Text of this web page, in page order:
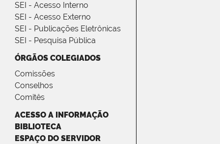
SEI - Acesso Interno
SEI - Acesso Externo
SEI - Publicações Eletrônicas
SEI - Pesquisa Pública
ÓRGÃOS COLEGIADOS
Comissões
Conselhos
Comitês
ACESSO A INFORMAÇÃO
BIBLIOTECA
ESPAÇO DO SERVIDOR